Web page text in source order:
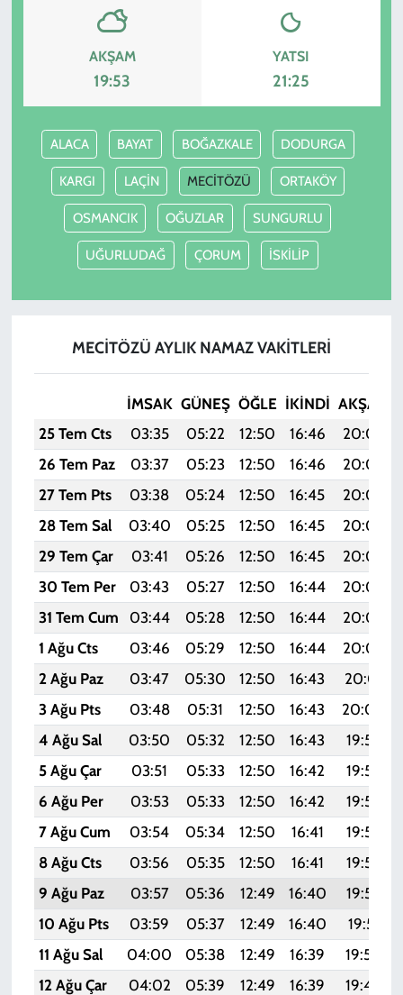
AKŞAM
19:53
YATSI
21:25
ALACA BAYAT BOĞAZKALE DODURGA
KARGI LAÇİN MECİTÖZÜ ORTAKÖY
OSMANCIK OĞUZLAR SUNGURLU
UĞURLUDAĞ ÇORUM İSKİLİP
MECİTÖZÜ AYLIK NAMAZ VAKITLERI
İMSAK GÜNEŞ ÖĞLE İKINDI AKŞAM
25 Tem Cts
03:35 05:22 12:50 16:46 20:09
26 Tem Paz
03:37 05:23 12:50 16:46 20:08
27 Tem Pts
03:38 05:24 12:50 16:45 20:07
28 Tem Sal
03:40 05:25 12:50 16:45 20:06
29 Tem Çar
03:41 05:26 12:50 16:45 20:05
30 Tem Per
03:43 05:27 12:50 16:44 20:04
31 Tem Cum
03:44 05:28 12:50 16:44 20:03
1 Ağu Cts
03:46 05:29 12:50 16:44 20:02
2 Ağu Paz
03:47 05:30 12:50 16:43 20:01
3 Ağu Pts
03:48 05:31 12:50 16:43 20:00
4 Ağu Sal
03:50 05:32 12:50 16:43 19:59
5 Ağu Çar
03:51 05:33 12:50 16:42 19:57
6 Ağu Per
03:53 05:33 12:50 16:42 19:56
7 Ağu Cum
03:54 05:34 12:50 16:41 19:55
8 Ağu Cts
03:56 05:35 12:50 16:41 19:54
9 Ağu Paz
03:57 05:36 12:49 16:40 19:53
10 Ağu Pts
03:59 05:37 12:49 16:40 19:51
11 Ağu Sal
04:00 05:38 12:49 16:39 19:50
12 Ağu Çar
04:02 05:39 12:49 16:39 19:49